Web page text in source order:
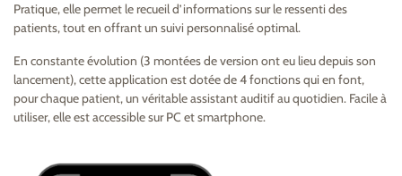
Pratique, elle permet le recueil d’informations sur le ressenti des
patients, tout en offrant un suivi personnalisé optimal.
En constante évolution (3 montées de version ont eu lieu depuis son
lancement), cette application est dotée de 4 fonctions qui en font,
pour chaque patient, un véritable assistant auditif au quotidien. Facile à
utiliser, elle est accessible sur PC et smartphone.